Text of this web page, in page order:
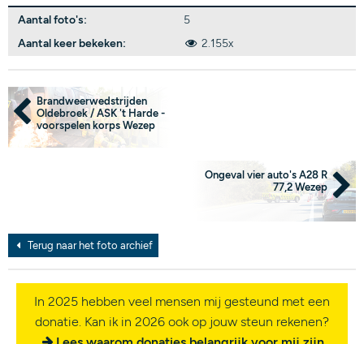
Aantal foto's:
5
Aantal keer bekeken:
2.155x
Brandweerwedstrijden
Oldebroek / ASK 't Harde -
voorspelen korps Wezep
Ongeval vier auto's A28 R
77,2 Wezep
Terug naar het foto archief
In 2025 hebben veel mensen mij gesteund met een
donatie. Kan ik in 2026 ook op jouw steun rekenen?